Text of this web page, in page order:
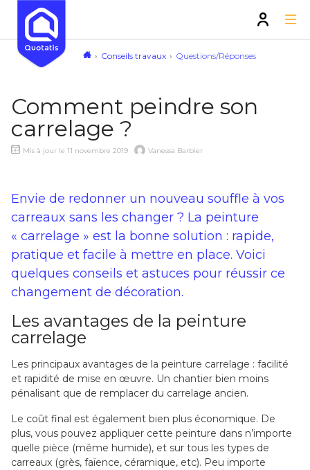
Conseils travaux Questions/Réponses
Comment peindre son
carrelage ?
Mis à jour le 11 novembre 2019 Vanessa Barbier
Envie de redonner un nouveau souffle à vos
carreaux sans les changer ? La peinture
« carrelage » est la bonne solution : rapide,
pratique et facile à mettre en place. Voici
quelques conseils et astuces pour réussir ce
changement de décoration.
Les avantages de la peinture
carrelage
Les principaux avantages de la peinture carrelage : facilité
et rapidité de mise en œuvre. Un chantier bien moins
pénalisant que de remplacer du carrelage ancien.
Le coût final est également bien plus économique. De
plus, vous pouvez appliquer cette peinture dans n’importe
quelle pièce (même humide), et sur tous les types de
carreaux (grès, faïence, céramique, etc). Peu importe